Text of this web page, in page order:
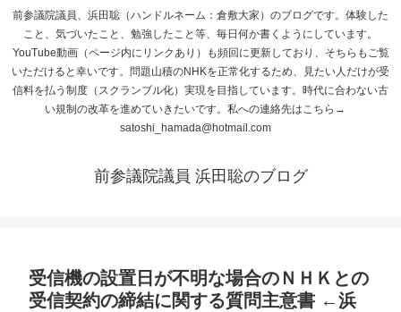
前参議院議員、浜田聡（ハンドルネーム：倉敷大家）のブログです。体験した
こと、気づいたこと、勉強したこと等、毎日何か書くようにしています。
YouTube動画（ページ内にリンクあり）も頻回に更新しており、そちらもご覧
いただけると幸いです。問題山積のNHKを正常化するため、見たい人だけが受
信料を払う制度（スクランブル化）実現を目指しています。時代に合わない古
い規制の改革を進めていきたいです。私への連絡先はこちら→
satoshi_hamada@hotmail.com
前参議院議員 浜田聡のブログ
受信機の設置日が不明な場合のＮＨＫとの
受信契約の締結に関する質問主意書 ←浜